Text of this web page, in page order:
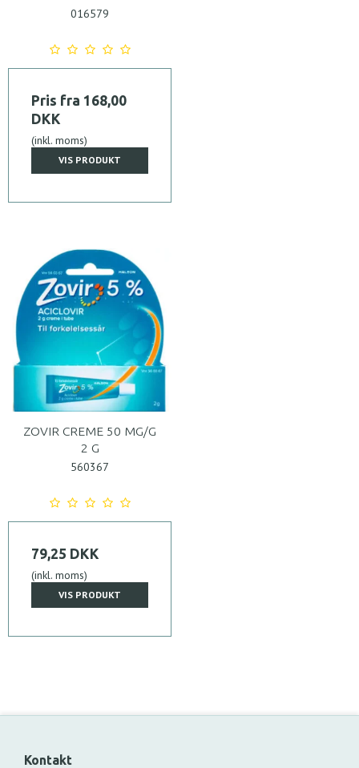
016579
Pris fra 168,00
DKK
(inkl. moms)
VIS PRODUKT
ZOVIR CREME 50 MG/G
2 G
560367
79,25 DKK
(inkl. moms)
VIS PRODUKT
Kontakt